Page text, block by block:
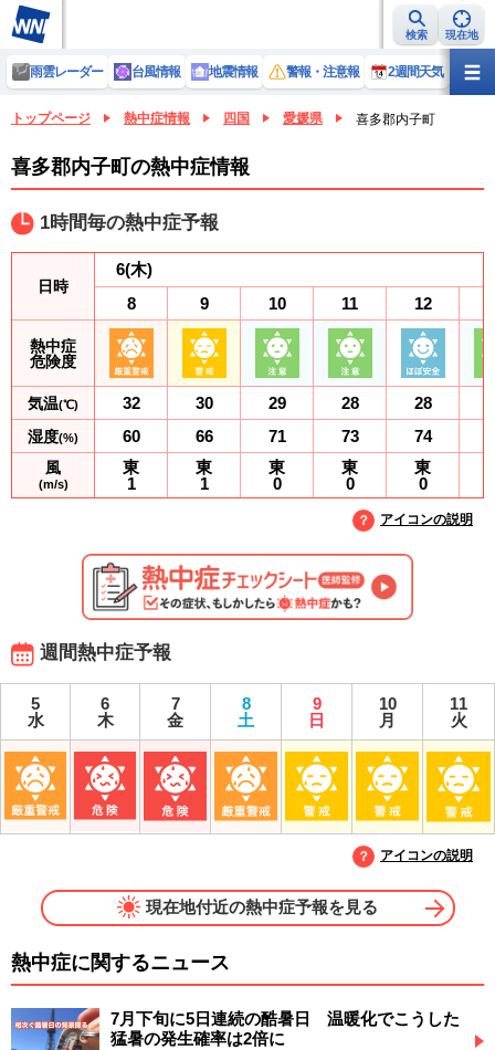
検索 現在地
雨雲レーダー 台風情報 地震情報 警報・注意報 2週間天気 ラ
トップページ 熱中症情報 四国 愛媛県 喜多郡内子町
喜多郡内子町の熱中症情報
1時間毎の熱中症予報
日時
熱中症
危険度
気温(℃)
湿度(%)
風
(m/s)
6(木)
8
32
60
東
1
9
30
66
東
1
10
29
71
東
0
11
28
73
東
0
12
28
74
東
0
アイコンの説明
週間熱中症予報
5
水
6
木
7
金
8
土
9
日
10
月
11
火
アイコンの説明
現在地付近の熱中症予報を見る
熱中症に関するニュース
7月下旬に5日連続の酷暑日 温暖化でこうした
猛暑の発生確率は2倍に